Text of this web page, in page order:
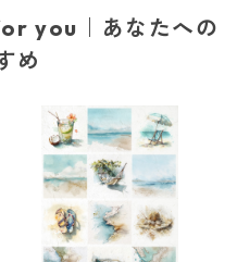
you｜あなたへの
め